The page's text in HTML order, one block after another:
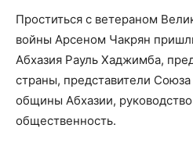
Проститься с ветераном
войны Арсеном Чакрян
Абхазия Рауль Хаджимба,
страны, представители
общины Абхазии,
общественность.